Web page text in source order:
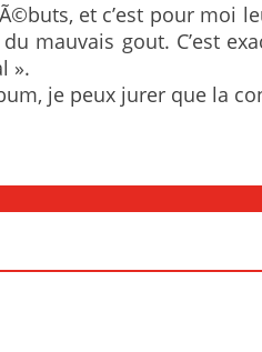
et c’est pour
mauvais gout. C’est
».
je peux jurer que la